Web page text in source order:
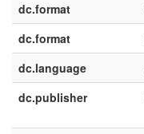
dc.format
dc.format
dc.language
dc.publisher